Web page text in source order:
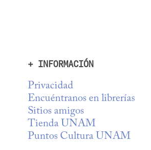
+ INFORMACIÓN
Privacidad
Encuéntranos en librerías
Sitios amigos
Tienda UNAM
Puntos Cultura UNAM